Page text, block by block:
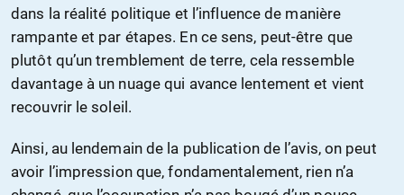
dans la réalité politique et l’influence de manière
rampante et par étapes. En ce sens, peut-être que
plutôt qu’un tremblement de terre, cela ressemble
davantage à un nuage qui avance lentement et vient
recouvrir le soleil.
Ainsi, au lendemain de la publication de l’avis, on peut
avoir l’impression que, fondamentalement, rien n’a